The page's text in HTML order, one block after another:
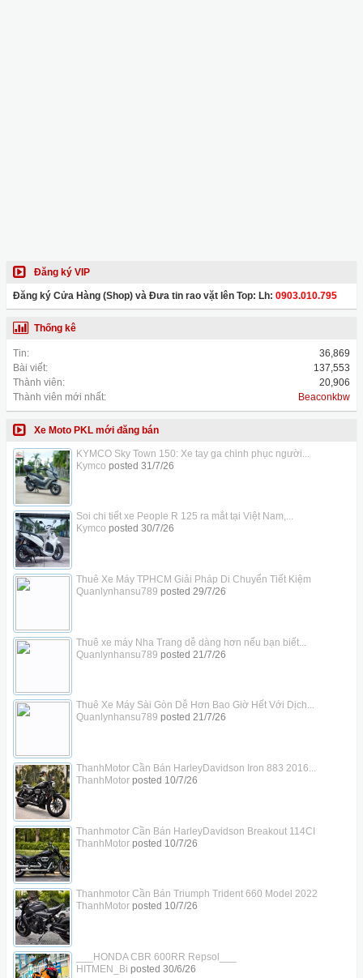
Đăng ký VIP
Đăng ký Cửa Hàng (Shop) và Đưa tin rao vặt lên Top: Lh: 0903.010.795
Thống kê
Tin:
36,869
Bài viết:
137,553
Thành viên:
20,906
Thành viên mới nhất:
Beaconkbw
Xe Moto PKL mới đăng bán
KYMCO Sky Town 150: Xe tay ga chinh phục người...
Kymco posted 31/7/26
Soi chi tiết xe People R 125 ra mắt tại Việt Nam,...
Kymco posted 30/7/26
Thuê Xe Máy TPHCM Giải Pháp Di Chuyển Tiết Kiệm
Quanlynhansu789 posted 29/7/26
Thuê xe máy Nha Trang dễ dàng hơn nếu bạn biết...
Quanlynhansu789 posted 21/7/26
Thuê Xe Máy Sài Gòn Dễ Hơn Bao Giờ Hết Với Dịch...
Quanlynhansu789 posted 21/7/26
ThanhMotor Cần Bán HarleyDavidson Iron 883 2016...
ThanhMotorposted 10/7/26
Thanhmotor Cần Bán HarleyDavidson Breakout 114CI
ThanhMotorposted 10/7/26
Thanhmotor Cần Bán Triumph Trident 660 Model 2022
ThanhMotorposted 10/7/26
___HONDA CBR 600RR Repsol___
HITMEN_Bi posted 30/6/26